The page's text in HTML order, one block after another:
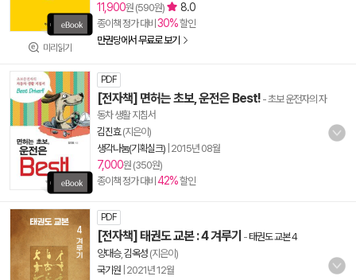
미리읽기
11,900원 (590원) 8.0
종이책 정가 대비 30%할인
만권당에서 무료로 보기
PDF
[전자책] 면허는 초보, 운전은 Best! - 초보 운전자의 자
동차 생활 지침서
김진효(지은이)
생각나눔(기획실크) 2015년 08월
7,000원 (350원)
종이책 정가 대비 42%할인
PDF
[전자책] 태권도 교본 : 4 겨루기 -태권도 교본 4
양대승, 김옥성 (지은이)
국기원 2021년 12월